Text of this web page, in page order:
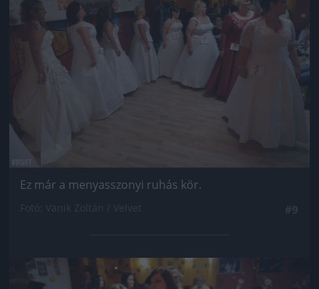
Ez már a menyasszonyi ruhás kör.
Jön még kép!